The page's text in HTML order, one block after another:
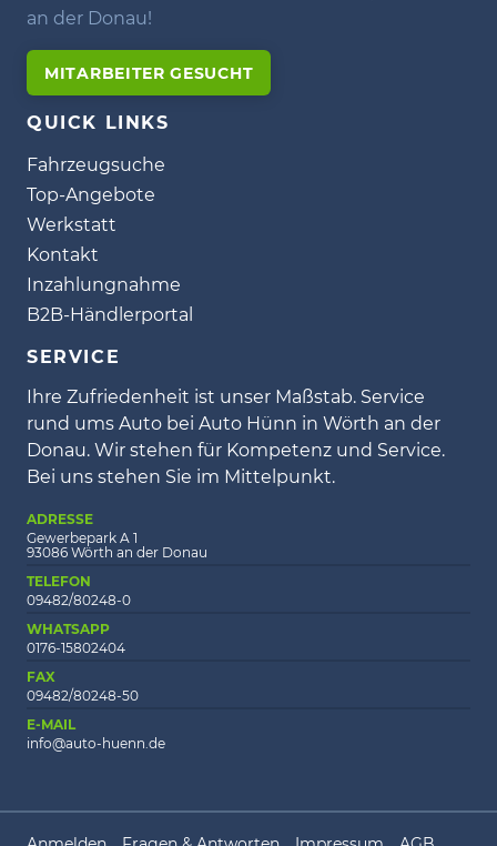
an der Donau!
MITARBEITER GESUCHT
QUICK LINKS
Fahrzeugsuche
Top-Angebote
Werkstatt
Kontakt
Inzahlungnahme
B2B-Händlerportal
SERVICE
Ihre Zufriedenheit ist unser Maßstab. Service
rund ums Auto bei Auto Hünn in Wörth an der
Donau. Wir stehen für Kompetenz und Service.
Bei uns stehen Sie im Mittelpunkt.
ADRESSE
Gewerbepark A 1
93086 Wörth an der Donau
TELEFON
09482/80248-0
WHATSAPP
0176-15802404
FAX
09482/80248-50
E-MAIL
info@auto-huenn.de